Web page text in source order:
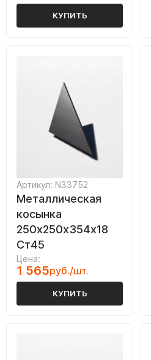
КУПИТЬ
Артикул: N33752
Металлическая
косынка
250х250х354х18
Ст45
Цена:
1 565руб./шт.
КУПИТЬ